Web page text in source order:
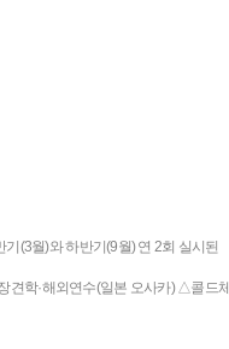
(3월)와 하반기(9월) 연 2회 실시된
학·해외연수(일본 오사카) △콜드체